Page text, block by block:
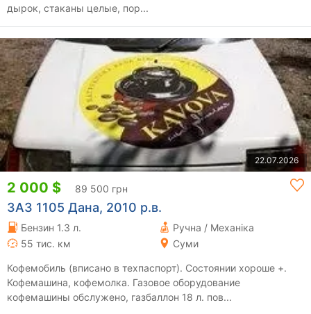
дырок, стаканы целые, пор...
22.07.2026
2 000 $ 89 500 грн
ЗАЗ 1105 Дана, 2010 р.в.
Бензин 1.3 л.
Ручна / Механіка
55 тис. км
Суми
Кофемобиль (вписано в техпаспорт). Состоянии хороше +.
Кофемашина, кофемолка. Газовое оборудование
кофемашины обслужено, газбаллон 18 л. пов...